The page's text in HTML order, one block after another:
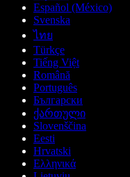
Español (México)
Svenska
ไทย
Türkçe
Tiếng Việt
Română
Português
Български
ქართული
Slovenščina
Eesti
Hrvatski
Ελληνικά